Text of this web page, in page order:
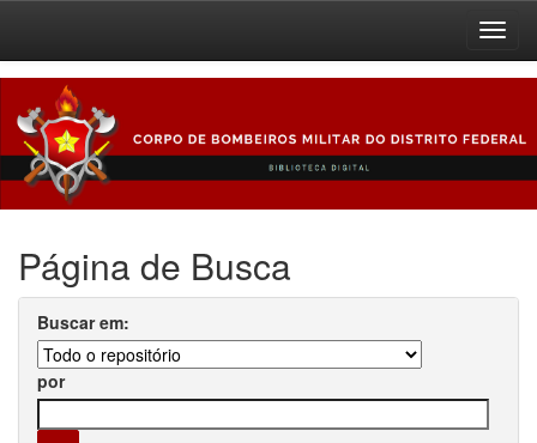
navigation
Página de Busca
Buscar em:
por